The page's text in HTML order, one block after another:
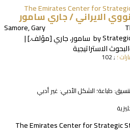
The Emirates Center for
الايراني /جاري سامور
Samore, Gary
by سامور، جاري[مؤلف.]
الاستراتيجية
؛; 102
طباعة؛ الشكل الأدبي: غير أدبي
The Emirates Center for Strategic